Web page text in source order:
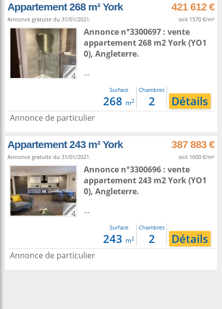
Appartement 268 m² York 421 612 €
Annonce gratuite du 31/01/2021. soit 1570 €/m²
4
Annonce n°3300697 : vente
appartement 268 m2York(YO1
0), Angleterre.
...
Surface
268 m2
Chambres
2 Détails
Annonce de particulier
Appartement 243 m² York 387 883 €
Annonce gratuite du 31/01/2021. soit 1600 €/m²
4
Annonce n°3300696 : vente
appartement 243 m2York(YO1
0), Angleterre.
...
Surface
243 m2
Chambres
2 Détails
Annonce de particulier